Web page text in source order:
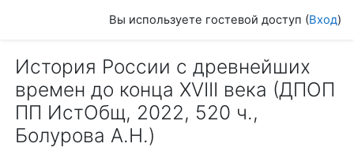
Вы используете гостевой доступ (Вход)
История России с древнейших
времен до конца XVIII века (ДПОП
ПП ИстОбщ, 2022, 520 ч.,
Болурова А.Н.)